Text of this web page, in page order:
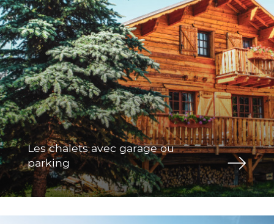
Les chalets avec garage ou
parking